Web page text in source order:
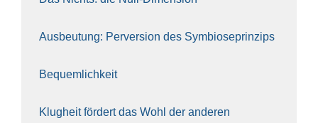
Aus­beu­tung: Per­ver­si­on des Sym­bio­se­prin­zips
Bequem­lich­keit
Klug­heit för­dert das Wohl der ande­ren